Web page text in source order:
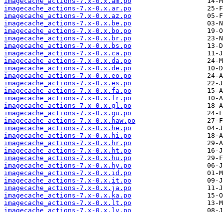
imagecache_actions-7.x-0.x.ar.po
imagecache_actions-7.x-0.x.az.po
imagecache_actions-7.x-0.x.be.po
imagecache_actions-7.x-0.x.bo.po
imagecache_actions-7.x-0.x.br.po
imagecache_actions-7.x-0.x.bs.po
imagecache_actions-7.x-0.x.ca.po
imagecache_actions-7.x-0.x.da.po
imagecache_actions-7.x-0.x.de.po
imagecache_actions-7.x-0.x.eo.po
imagecache_actions-7.x-0.x.es.po
imagecache_actions-7.x-0.x.fa.po
imagecache_actions-7.x-0.x.fr.po
imagecache_actions-7.x-0.x.gl.po
imagecache_actions-7.x-0.x.gu.po
imagecache_actions-7.x-0.x.haw.po
imagecache_actions-7.x-0.x.he.po
imagecache_actions-7.x-0.x.hi.po
imagecache_actions-7.x-0.x.hr.po
imagecache_actions-7.x-0.x.ht.po
imagecache_actions-7.x-0.x.hu.po
imagecache_actions-7.x-0.x.hy.po
imagecache_actions-7.x-0.x.id.po
imagecache_actions-7.x-0.x.it.po
imagecache_actions-7.x-0.x.ja.po
imagecache_actions-7.x-0.x.ka.po
imagecache_actions-7.x-0.x.lt.po
imagecache_actions-7.x-0.x.lv.po